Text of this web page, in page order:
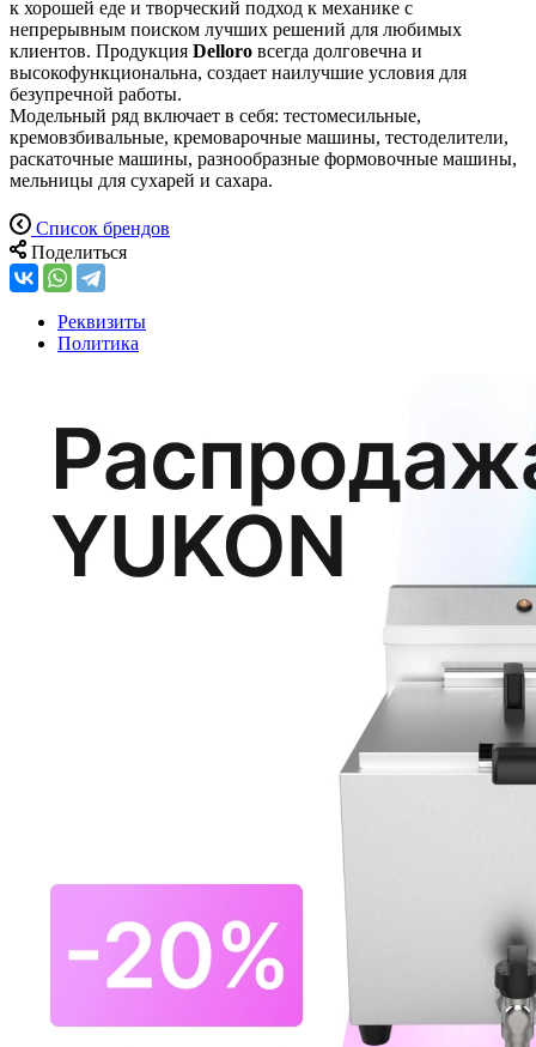
к хорошей еде и творческий подход к механике с
непрерывным поиском лучших решений для любимых
клиентов. Продукция Delloro всегда долговечна и
высокофункциональна, создает наилучшие условия для
безупречной работы.
Модельный ряд включает в себя: тестомесильные,
кремовзбивальные, кремоварочные машины, тестоделители,
раскаточные машины, разнообразные формовочные машины,
мельницы для сухарей и сахара.
Список брендов
Поделиться
Реквизиты
Политика